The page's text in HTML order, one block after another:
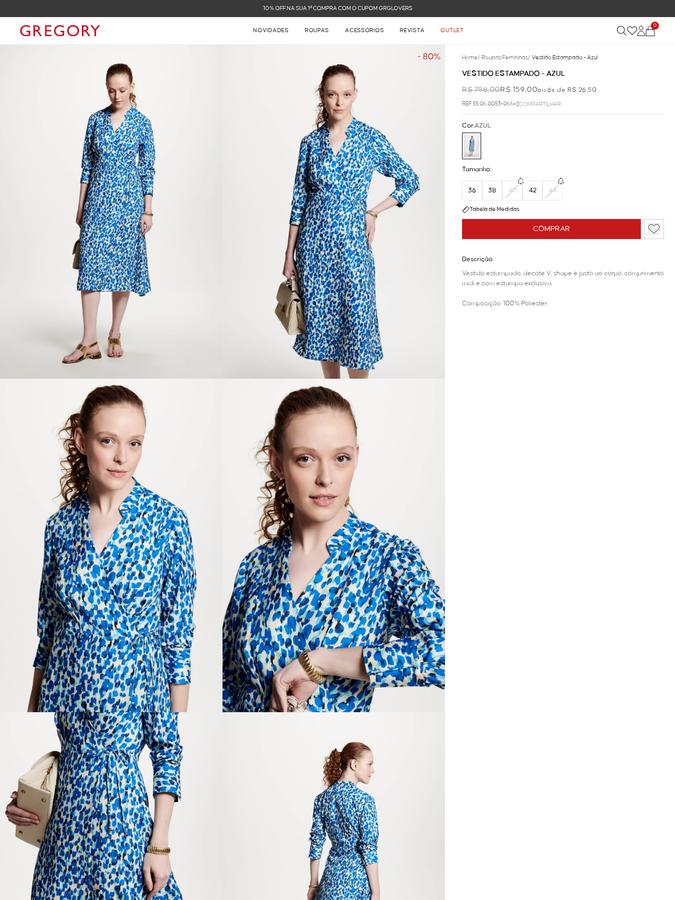
FRETE GRÁTIS NAS COMPRAS ACIMA DE R$ 899
NOVIDADES ROUPAS ACESSÓRIOS REVISTA OUTLET
0
- 80% Home/ Roupas Femininas/ Vestido Estampado - Azul
VESTIDO ESTAMPADO - AZUL
R$ 798,00R$ 159,00ou 6x de R$ 26,50
REF.55.06.0053-066 COMPARTILHAR
COMPRAR
Cor:AZUL
Tamanho:
36 38 40 42 44
Tabela de Medidas
Descrição
Vestido estampado, decote V, shape é justo ao corpo, comprimento
midi e com estampa exclusiva.
Composição: 100% Poliéster